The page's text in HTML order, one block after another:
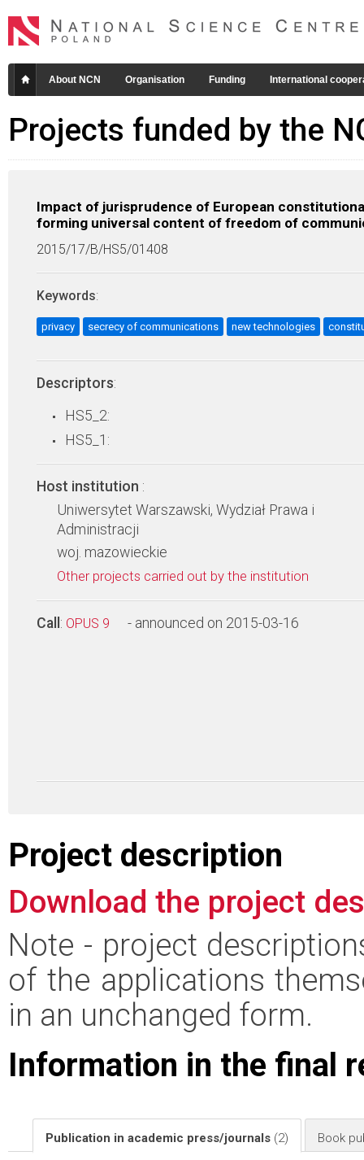
About NCN Organisation Funding International
Projects funded by the
Impact of jurisprudence of European
forming universal content of freedom of
2015/17/B/HS5/01408
Keywords:
privacy secrecy of communications new technologies
Descriptors:
HS5_2:
HS5_1:
Host institution :
Uniwersytet Warszawski, Wydział Prawa i
Administracji
woj. mazowieckie
Other projects carried out by the institution
Call : OPUS 9 - announced on 2015-03-16
Project description
Download the project
Note - project
of the applications
in an unchanged form.
Information in the final
Publication in academic press/journals (2) Book